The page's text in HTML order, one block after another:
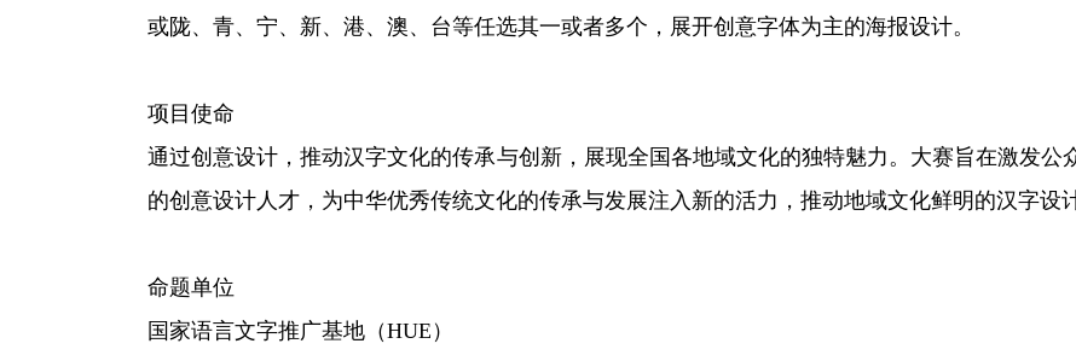
或陇、青、宁、新、港、澳、台等任选其一或者多个，展开创意字体为主的海报设计。
项目使命
通过创意设计，推动汉字文化的传承与创新，展现全国各地域文化的独特魅力。大赛旨在激发
的创意设计人才，为中华优秀传统文化的传承与发展注入新的活力，推动地域文化鲜明的汉字设
命题单位
国家语言文字推广基地（HUE）